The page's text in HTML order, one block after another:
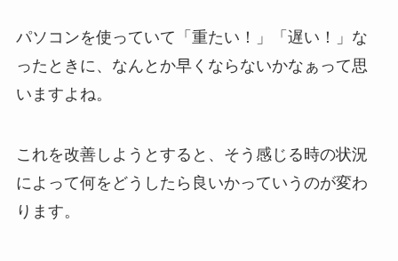
パソコンを使っていて「重たい！」「遅い！」な
ったときに、なんとか早くならないかなぁって思
いますよね。
これを改善しようとすると、そう感じる時の状況
によって何をどうしたら良いかっていうのが変わ
ります。